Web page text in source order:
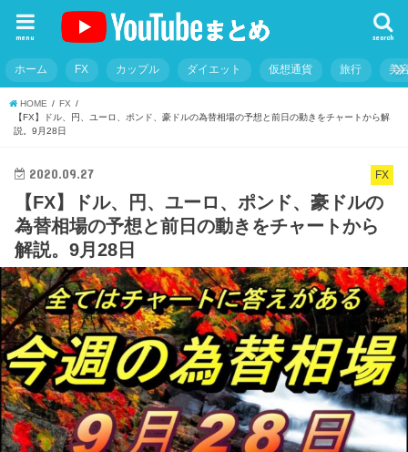
search
menu
ホーム FX カップル ダイエット 仮想通貨 旅行 美
HOME
FX
【FX】ドル、円、ユーロ、ポンド、豪ドルの為替相場の予想と前日の動きをチャートから解
説。9月28日
FX
2020.09.27
【FX】ドル、円、ユーロ、ポンド、豪ドルの
為替相場の予想と前日の動きをチャートから
解説。9月28日